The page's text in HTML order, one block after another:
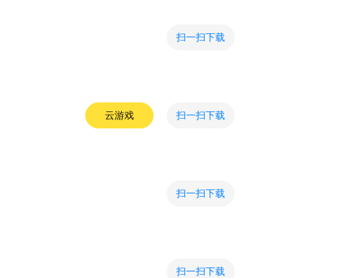
扫一扫下载
云游戏 扫一扫下载
扫一扫下载
扫一扫下载